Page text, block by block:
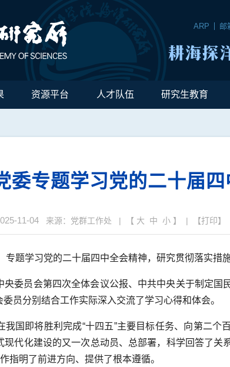
ARP 邮
资源平台 人才队伍 研究生教育
委专题学习党的二十届
11-04 来源：党群工作处 | 【 大 中 小 】 | 【打印】
题学习党的二十届四中全会精神，研究贯彻落实措
委员会第四次全体会议公报、中共中央关于制定国
员分别结合工作实际深入交流了学习心得和体会。
国即将胜利完成“十四五”主要目标任务、向第二
代化建设的又一次总动员、总部署，科学回答了关
指明了前进方向、提供了根本遵循。